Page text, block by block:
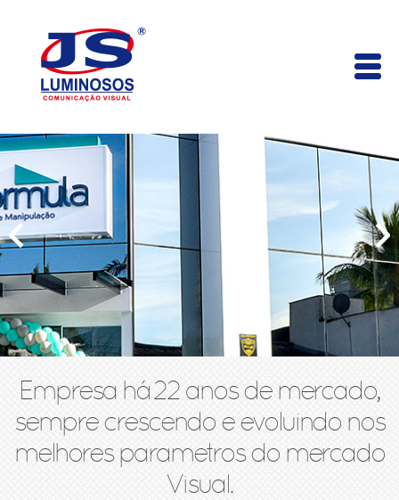
Empresa há 22 anos de mercado,
sempre crescendo e evoluindo nos
melhores parametros do mercado
Visual.